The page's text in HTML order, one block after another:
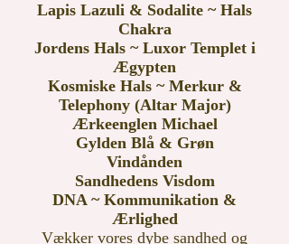
Lapis Lazuli & Sodalite ~ Hals
Chakra
Jordens Hals ~ Luxor Templet i
Ægypten
Kosmiske Hals ~ Merkur &
Telephony (Altar Major)
Ærkeenglen Michael
Gylden Blå & Grøn
Vindånden
Sandhedens Visdom
DNA ~ Kommunikation &
Ærlighed
Vækker vores dybe sandhed og